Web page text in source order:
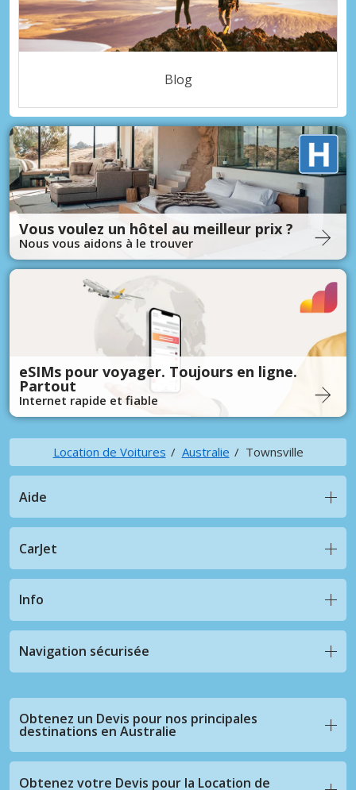
Blog
Vous voulez un hôtel au meilleur prix ?
Nous vous aidons à le trouver
eSIMs pour voyager. Toujours en ligne.
Partout
Internet rapide et fiable
Location de Voitures Australie Townsville
Aide
CarJet
Info
Navigation sécurisée
Obtenez un Devis pour nos principales
destinations en Australie
Obtenez votre Devis pour la Location de